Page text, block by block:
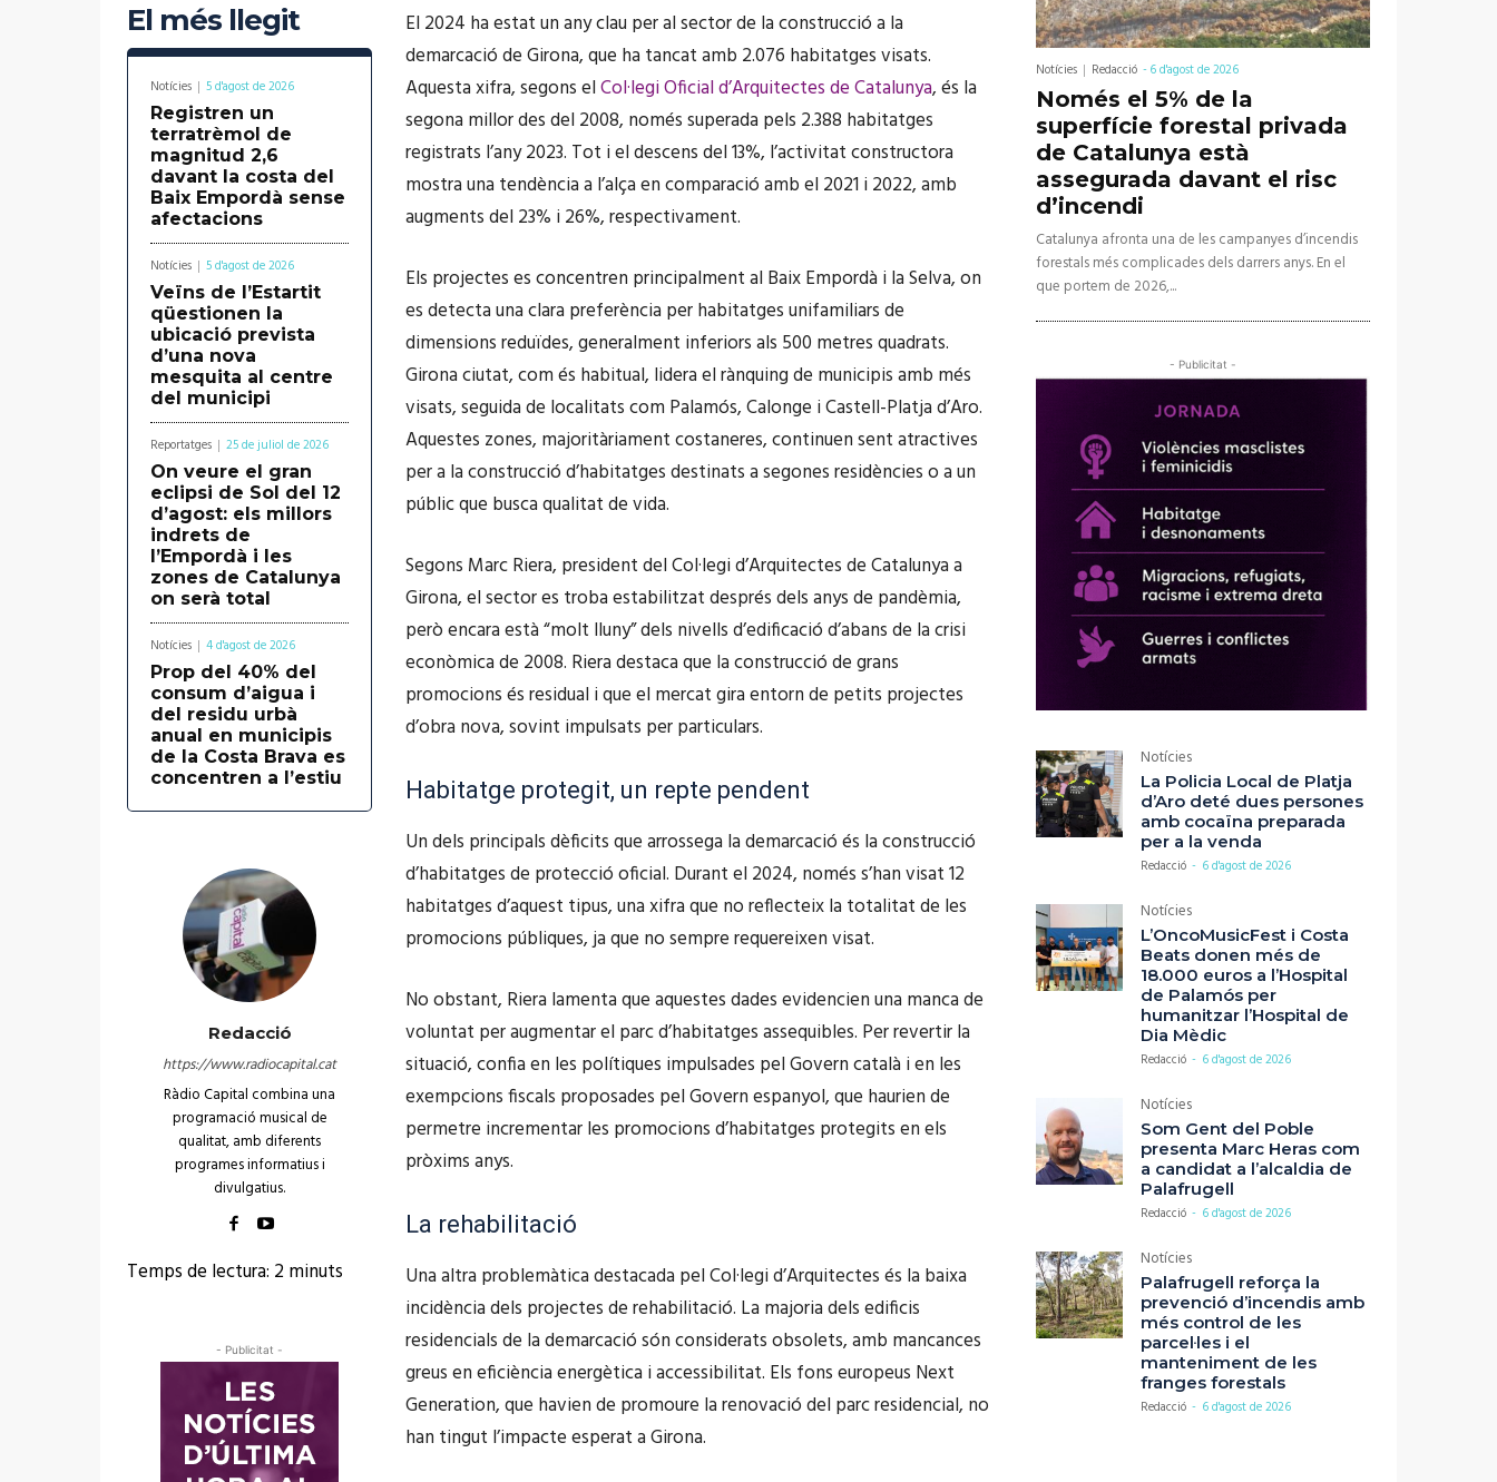
El més llegit
Notícies 5 d'agost de 2026
Registren un
terratrèmol de
magnitud 2,6
davant la costa del
Baix Empordà sense
afectacions
Notícies 5 d'agost de 2026
Veïns de l’Estartit
qüestionen la
ubicació prevista
d’una nova
mesquita al centre
del municipi
Reportatges 25 de juliol de 2026
On veure el gran
eclipsi de Sol del 12
d’agost: els millors
indrets de
l’Empordà i les
zones de Catalunya
on serà total
Notícies 4 d'agost de 2026
Prop del 40% del
consum d’aigua i
del residu urbà
anual en municipis
de la Costa Brava es
concentren a l’estiu
Redacció
https://www.radiocapital.cat
Ràdio Capital combina una
programació musical de
qualitat, amb diferents
programes informatius i
divulgatius.
Temps de lectura: 2minuts
- Publicitat -
El 2024 ha estat un any clau per al sector de la construcció a la
demarcació de Girona, que ha tancat amb 2.076 habitatges visats.
Aquesta xifra, segons elCol·legi Oficial d’Arquitectes de Catalunya, és la
segona millor des del 2008, només superada pels 2.388 habitatges
registrats l’any 2023. Tot i el descens del 13%, l’activitat constructora
mostra una tendència a l’alça en comparació amb el 2021 i 2022, amb
augments del 23% i 26%, respectivament.
Els projectes es concentren principalment al Baix Empordà i la Selva, on
es detecta una clara preferència per habitatges unifamiliars de
dimensions reduïdes, generalment inferiors als 500 metres quadrats.
Girona ciutat, com és habitual, lidera el rànquing de municipis amb més
visats, seguida de localitats com Palamós, Calonge i Castell-Platja d’Aro.
Aquestes zones, majoritàriament costaneres, continuen sent atractives
per a la construcció d’habitatges destinats a segones residències o a un
públic que busca qualitat de vida.
Segons Marc Riera, president del Col·legi d’Arquitectes de Catalunya a
Girona, el sector es troba estabilitzat després dels anys de pandèmia,
però encara està “molt lluny” dels nivells d’edificació d’abans de la crisi
econòmica de 2008. Riera destaca que la construcció de grans
promocions és residual i que el mercat gira entorn de petits projectes
d’obra nova, sovint impulsats per particulars.
Habitatge protegit, un repte pendent
Un dels principals dèficits que arrossega la demarcació és la construcció
d’habitatges de protecció oficial. Durant el 2024, només s’han visat 12
habitatges d’aquest tipus, una xifra que no reflecteix la totalitat de les
promocions públiques, ja que no sempre requereixen visat.
No obstant, Riera lamenta que aquestes dades evidencien una manca de
voluntat per augmentar el parc d’habitatges assequibles. Per revertir la
situació, confia en les polítiques impulsades pel Govern català i en les
exempcions fiscals proposades pel Govern espanyol, que haurien de
permetre incrementar les promocions d’habitatges protegits en els
pròxims anys.
La rehabilitació
Una altra problemàtica destacada pel Col·legi d’Arquitectes és la baixa
incidència dels projectes de rehabilitació. La majoria dels edificis
residencials de la demarcació són considerats obsolets, amb mancances
greus en eficiència energètica i accessibilitat. Els fons europeus Next
Generation, que havien de promoure la renovació del parc residencial, no
han tingut l’impacte esperat a Girona.
Notícies Redacció -6 d'agost de 2026
Només el 5% de la
superfície forestal privada
de Catalunya està
assegurada davant el risc
d’incendi
Catalunya afronta una de les campanyes d’incendis
forestals més complicades dels darrers anys. En el
que portem de 2026,...
- Publicitat -
Notícies
La Policia Local de Platja
d’Aro deté dues persones
amb cocaïna preparada
per a la venda
Redacció - 6 d'agost de 2026
Notícies
L’OncoMusicFest i Costa
Beats donen més de
18.000 euros a l’Hospital
de Palamós per
humanitzar l’Hospital de
Dia Mèdic
Redacció - 6 d'agost de 2026
Notícies
Som Gent del Poble
presenta Marc Heras com
a candidat a l’alcaldia de
Palafrugell
Redacció - 6 d'agost de 2026
Notícies
Palafrugell reforça la
prevenció d’incendis amb
més control de les
parcel·les i el
manteniment de les
franges forestals
Redacció - 6 d'agost de 2026